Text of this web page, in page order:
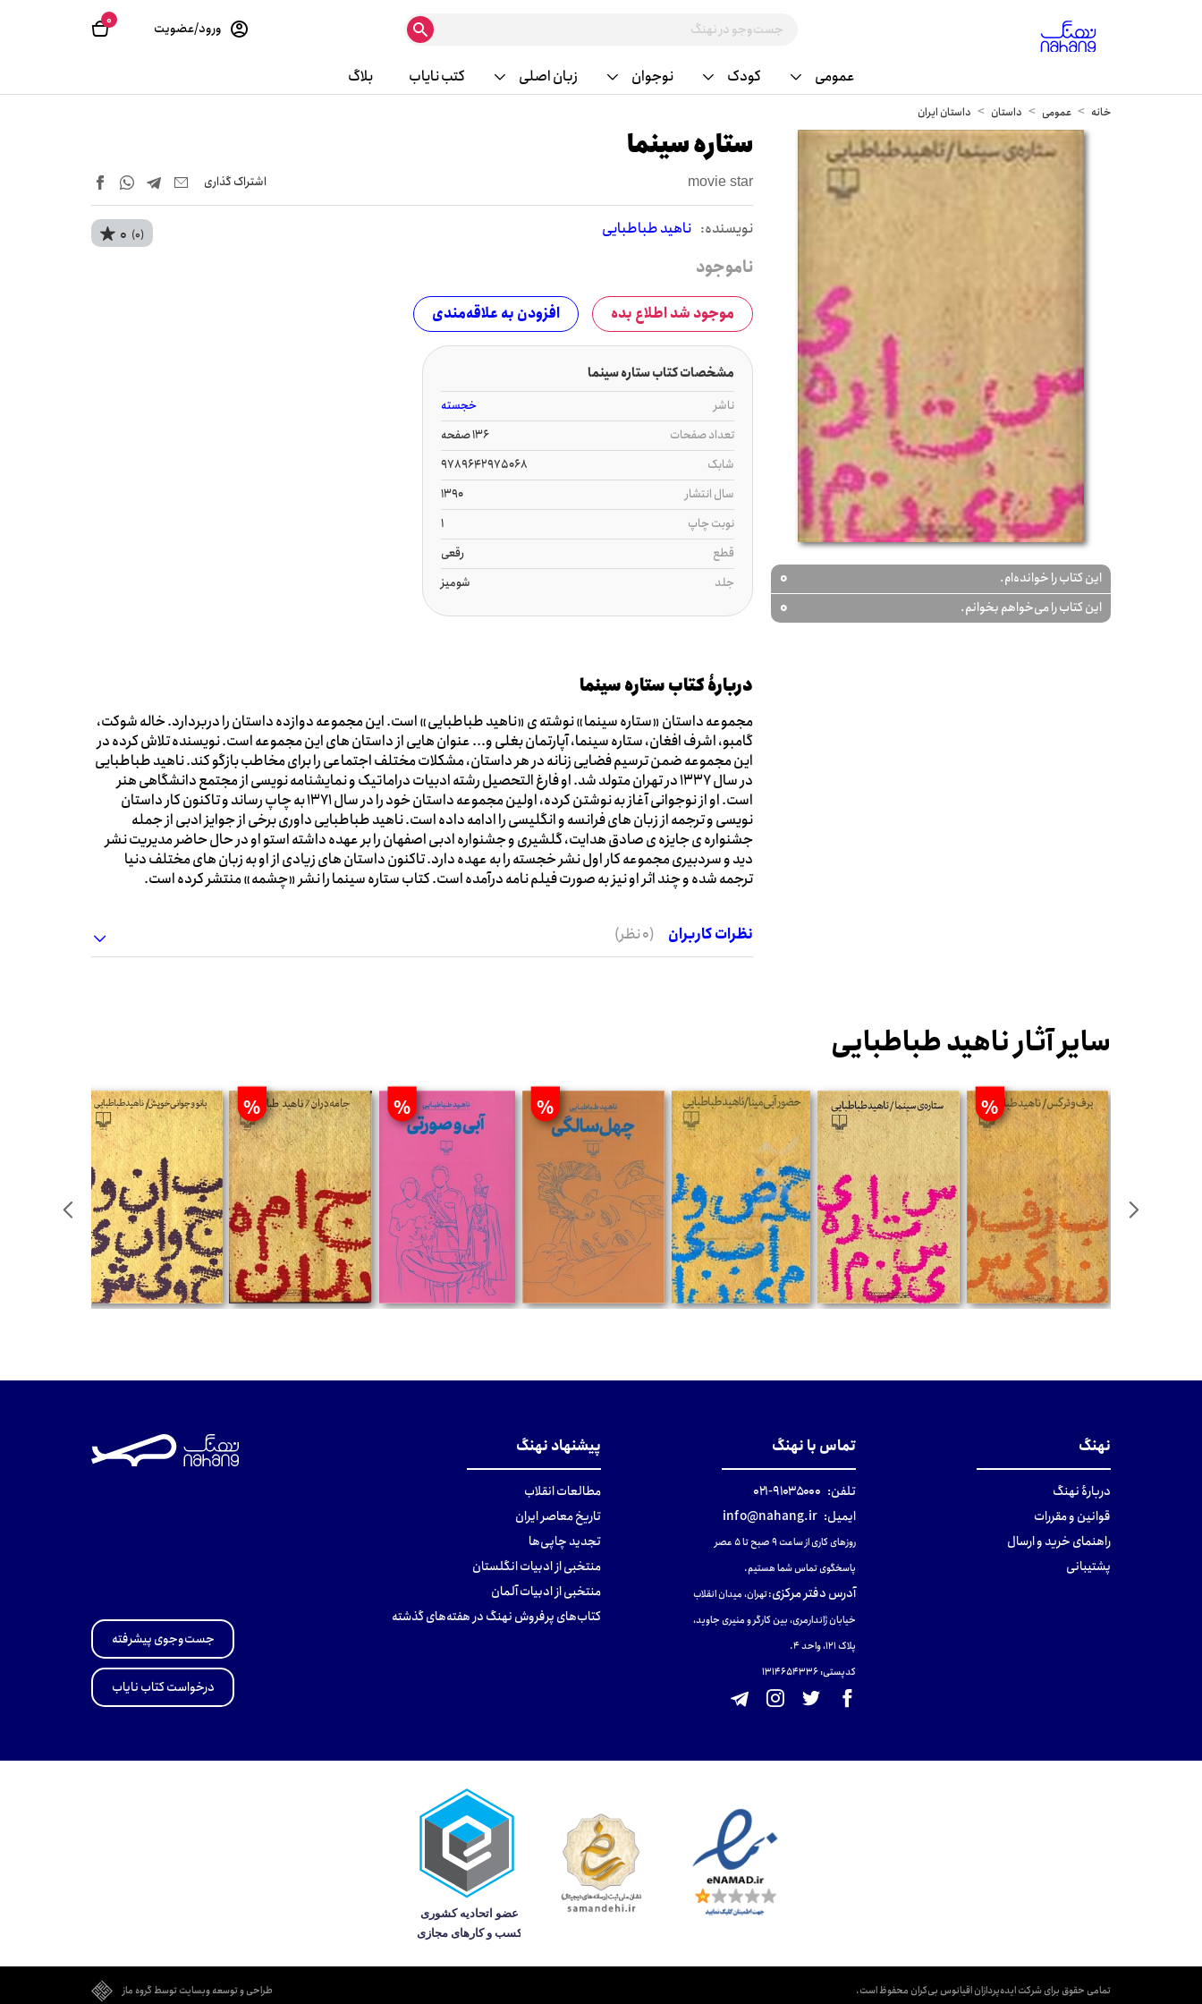
0 ورود/عضویت
عمومی کودک نوجوان زبان اصلی کتب نایاب بلاگ
خانه عمومی داستان داستان ایران
این کتاب را خوانده‌ام. 0
این کتاب را می‌خواهم بخوانم. 0
ستاره سینما
movie star اشتراک‌ گذاری
نويسنده: ناهید طباطبایی 0 (0)
ناموجود
موجود شد اطلاع بده افزودن به علاقه‌مندی
مشخصات کتاب ستاره سینما
ناشر
خجسته
تعداد صفحات
136 صفحه
شابک
9789642975068‏‬
سال انتشار
1390
نوبت چاپ
1
قطع
رقعی
جلد
شومیز
دربارۀ کتاب ستاره سینما
مجموعه داستان «ستاره سینما» نوشته ی «ناهید طباطبایی» است. این مجموعه دوازده داستان را دربردارد. خاله شوکت،
گامبو، اشرف افغان، ستاره سینما، آپارتمان بغلی و... عنوان هایی از داستان های این مجموعه است. نویسنده تلاش کرده در
این مجموعه ضمن ترسیم فضایی زنانه در هر داستان، مشکلات مختلف اجتماعی را برای مخاطب بازگو کند. ناهید طباطبایی
در سال 1337 در تهران متولد شد. او فارغ التحصیل رشته ادبیات دراماتیک و نمایشنامه نویسی از مجتمع دانشگاهی هنر
است. او از نوجوانی آغاز به نوشتن کرده، اولین مجموعه داستان خود را در سال 1371 به چاپ رساند و تاکنون کار داستان
نویسی و ترجمه از زبان های فرانسه و انگلیسی را ادامه داده است. ناهید طباطبایی داوری برخی از جوایز ادبی از جمله
جشنواره ی جایزه ی صادق هدایت، گلشیری و جشنواره ادبی اصفهان را بر عهده داشته استو او در حال حاضر مدیریت نشر
دید و سردبیری مجموعه کار اول نشر خجسته را به عهده دارد. تاکنون داستان های زیادی از او به زبان های مختلف دنیا
ترجمه شده و چند اثر او نیز به صورت فیلم نامه درآمده است. کتاب ستاره سینما را نشر «چشمه» منتشر کرده است.
نظرات کاربران (0 نظر)
سایر آثار ناهید طباطبایی
%
%
%
%
نهنگ
دربارهٔ نهنگ
قوانین و مقررات
راهنمای خرید و ارسال
پشتیبانی
تماس با نهنگ
تلفن: ۹۱۰۳۵۰۰۰-۰۲۱
ایمیل: info@nahang.ir
روزهای کاری از ساعت ۹ صبح تا ۵ عصر
پاسخگوی تماس شما هستیم.
آدرس دفتر مرکزی:تهران، میدان انقلاب
خیابان ژاندارمری، بین کارگر و منیری جاوید،
پلاک 121، واحد ۴.
کدپستی: 131465433۶
پیشنهاد نهنگ
مطالعات انقلاب
تاریخ معاصر ایران
تجدید چاپی‌ها
منتخبی از ادبیات انگلستان
منتخبی از ادبیات آلمان
کتاب‌های پرفروش نهنگ در هفته‌های گذشته
جست‌وجوی پیشرفته
درخواست کتاب نایاب
تمامی حقوق برای شرکت ایده‌پردازان اقیانوس بی‌کران محفوظ است. طراحی و توسعه وبسایت توسط گروه ماز